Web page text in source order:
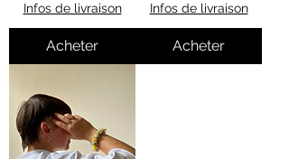
Infos de livraison
Acheter
Infos de livraison
Acheter